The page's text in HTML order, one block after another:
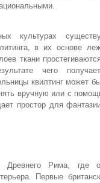
культурах
в их основе
ткани
чего
квилтинг может
вручную или с
простор для
Древнего Рима, где
Первые